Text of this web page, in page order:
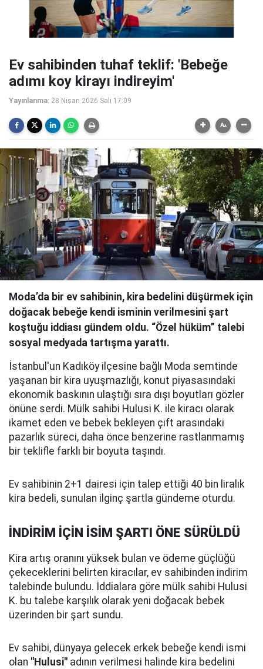
Ev sahibinden tuhaf teklif: 'Bebeğe
adımı koy kirayı indireyim'
Yayınlanma: 28 Nisan 2026 Salı 17:09
Moda’da bir ev sahibinin, kira bedelini düşürmek için
doğacak bebeğe kendi isminin verilmesini şart
koştuğu iddiası gündem oldu. “Özel hüküm” talebi
sosyal medyada tartışma yarattı.
İstanbul'un Kadıköy ilçesine bağlı Moda semtinde
yaşanan bir kira uyuşmazlığı, konut piyasasındaki
ekonomik baskının ulaştığı sıra dışı boyutları gözler
önüne serdi. Mülk sahibi Hulusi K. ile kiracı olarak
ikamet eden ve bebek bekleyen çift arasındaki
pazarlık süreci, daha önce benzerine rastlanmamış
bir teklifle farklı bir boyuta taşındı.
Ev sahibinin 2+1 dairesi için talep ettiği 40 bin liralık
kira bedeli, sunulan ilginç şartla gündeme oturdu.
İNDİRİM İÇİN İSİM ŞARTI ÖNE SÜRÜLDÜ
Kira artış oranını yüksek bulan ve ödeme güçlüğü
çekeceklerini belirten kiracılar, ev sahibinden indirim
talebinde bulundu. İddialara göre mülk sahibi Hulusi
K. bu talebe karşılık olarak yeni doğacak bebek
üzerinden bir şart sundu.
Ev sahibi, dünyaya gelecek erkek bebeğe kendi ismi
olan "Hulusi" adının verilmesi halinde kira bedelini